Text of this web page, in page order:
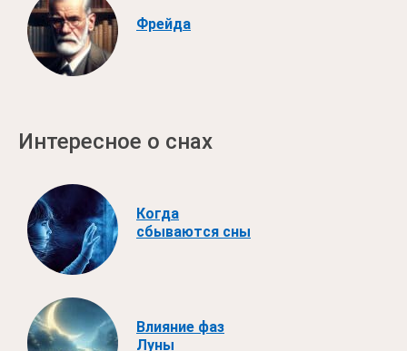
Фрейда
Интересное о снах
Когда
сбываются сны
Влияние фаз
Луны